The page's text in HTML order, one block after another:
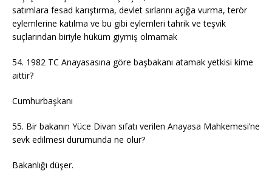
satımlara fesad karıştırma, devlet sırlarını açığa vurma, terör
eylemlerine katılma ve bu gibi eylemleri tahrik ve teşvik
suçlarından biriyle hüküm giymiş olmamak
54. 1982 TC Anayasasına göre başbakanı atamak yetkisi kime
aittir?
Cumhurbaşkanı
55. Bir bakanın Yüce Divan sıfatı verilen Anayasa Mahkemesi’ne
sevk edilmesi durumunda ne olur?
Bakanlığı düşer.